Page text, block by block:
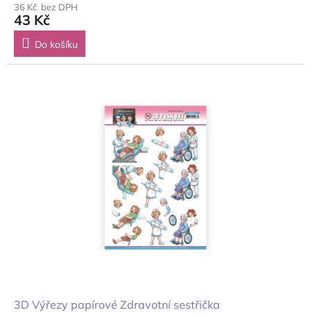
36 Kč bez DPH
43 Kč
Do košíku
3D Výřezy papírové Zdravotní sestřička